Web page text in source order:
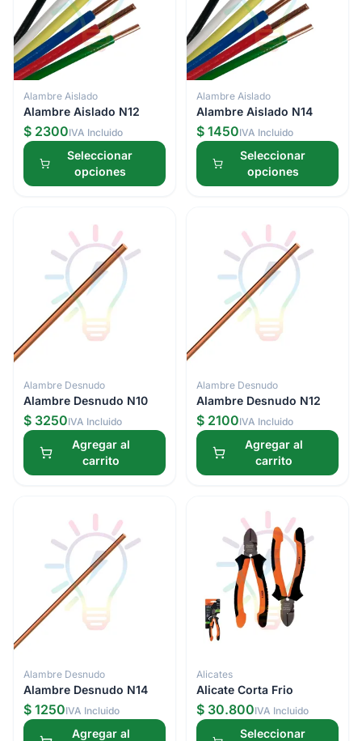
Alambre Aislado
Alambre Aislado N12
$ 2300IVA Incluido
Seleccionar
opciones
Alambre Aislado
Alambre Aislado N14
$ 1450IVA Incluido
Seleccionar
opciones
Alambre Desnudo
Alambre Desnudo N10
$ 3250IVA Incluido
Agregar al
carrito
Alambre Desnudo
Alambre Desnudo N12
$ 2100IVA Incluido
Agregar al
carrito
Alambre Desnudo
Alambre Desnudo N14
$ 1250IVA Incluido
Agregar al
Alicates
Alicate Corta Frio
$ 30.800IVA Incluido
Seleccionar